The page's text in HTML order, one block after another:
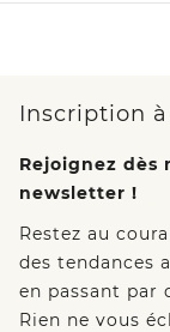
Inscription
Rejoignez dès
newsletter !
Restez au
des tendances
en passant par
Rien ne vous